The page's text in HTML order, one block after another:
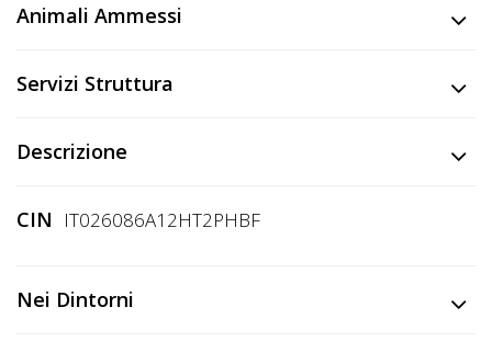
CODICE
SCONTO
Tutorial
Lavora
Noi
Animali Ammessi
Servizi Struttura
Descrizione
CIN IT026086A12HT2PHBF
Nei Dintorni